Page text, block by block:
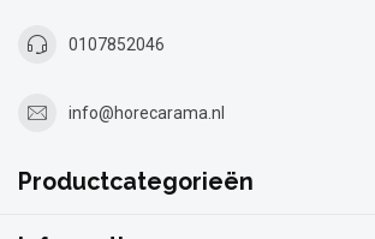
0107852046
info@horecarama.nl
Productcategorieën